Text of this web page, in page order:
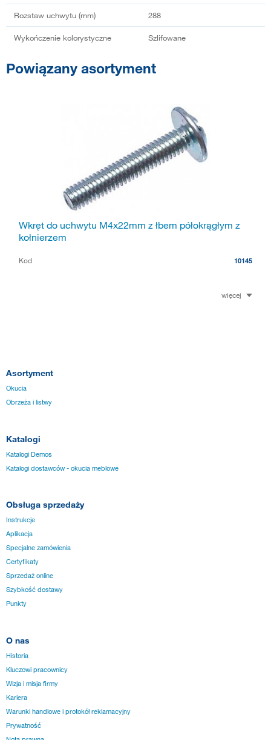
Rozstaw uchwytu (mm) 288
Wykończenie kolorystyczne Szlifowane
Powiązany asortyment
Wkręt do uchwytu M4x22mm z łbem półokrągłym z
kołnierzem
Kod 10145
więcej
Asortyment
Okucia
Obrzeża i listwy
Katalogi
Katalogi Demos
Katalogi dostawców - okucia meblowe
Obsługa sprzedaży
Instrukcje
Aplikacja
Specjalne zamówienia
Certyfikaty
Sprzedaż online
Szybkość dostawy
Punkty
O nas
Historia
Kluczowi pracownicy
Wizja i misja firmy
Kariera
Warunki handlowe i protokół reklamacyjny
Prywatność